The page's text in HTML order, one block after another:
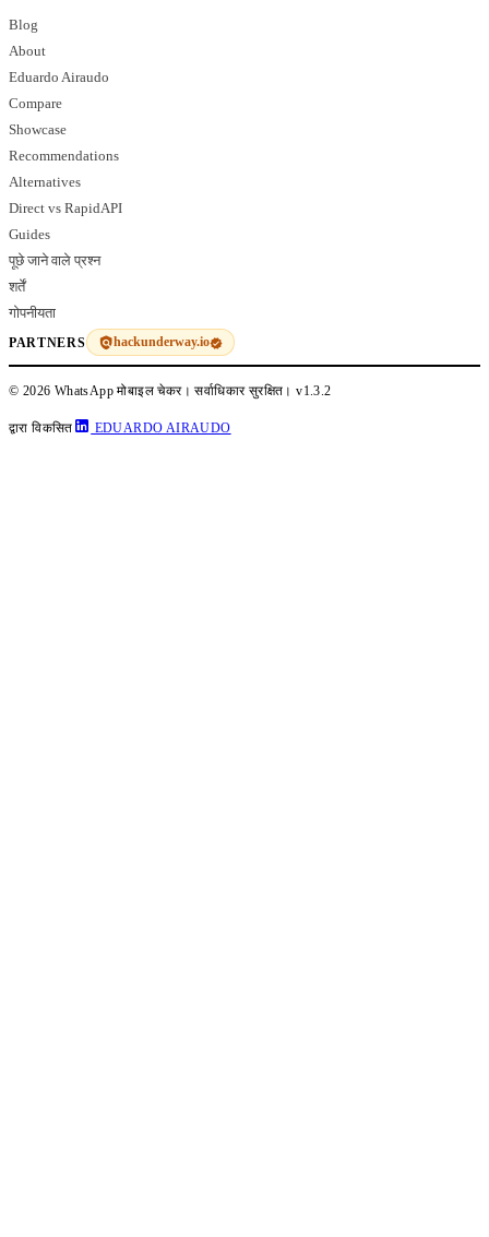
Blog
About
Eduardo Airaudo
Compare
Showcase
Recommendations
Alternatives
Direct vs RapidAPI
Guides
पूछे जाने वाले प्रश्न
शर्तें
गोपनीयता
PARTNERS hackunderway.io
© 2026 WhatsApp मोबाइल चेकर। सर्वाधिकार सुरक्षित।v1.3.2
द्वारा विकसित EDUARDO AIRAUDO